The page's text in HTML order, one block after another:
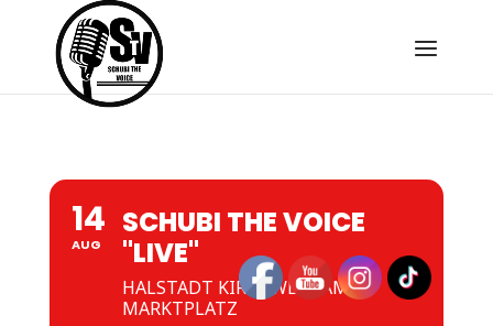
14
AUG
SCHUBI THE VOICE
"LIVE"
HALSTADT KIRCHWEIH AM
MARKTPLATZ